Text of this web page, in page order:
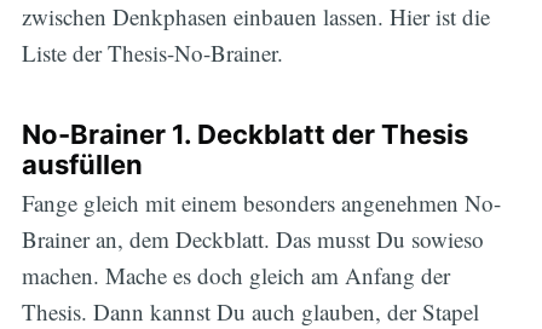
zwischen Denkphasen einbauen lassen. Hier ist die
Liste der Thesis-No-Brainer.
No-Brainer 1. Deckblatt der Thesis
ausfüllen
Fange gleich mit einem besonders angenehmen No-
Brainer an, dem Deckblatt. Das musst Du sowieso
machen. Mache es doch gleich am Anfang der
Thesis. Dann kannst Du auch glauben, der Stapel